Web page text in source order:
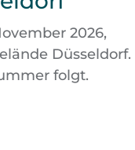
2026,
Düsseldorf.
folgt.